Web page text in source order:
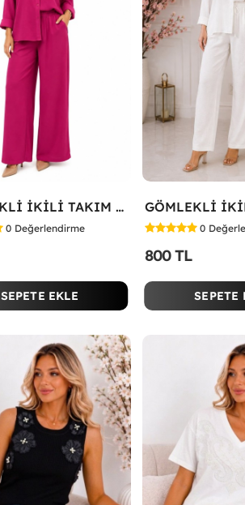
GÖMLEKLİ İKİLİ TAKIM Fuşya
0 Değerlendirme
SEPETE EKLE
0
800 TL
SEPETE